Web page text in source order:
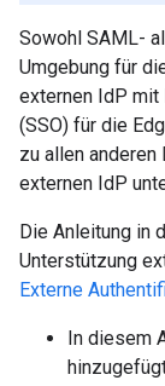
Sowohl SAML-
Umgebung für
externen IdP mit
(SSO) für die
zu allen
externen IdP
Die Anleitung in
Unterstützung
Externe
In diesem